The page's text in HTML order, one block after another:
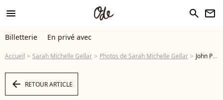
menu search newsletter
Billetterie En privé avec
Accueil Sarah Michelle Gellar Photos de Sarah Michelle Gellar John Patrick Jordan, Stella Smith, Zack Nelson, Chloe Rose Robertson, Rodrigo Santoro, Sarah Michelle Gellar, Bella Shepard, Guest, Armani Jackson, Tyler Lawerence Gray,Chase Liefeld, - Photo
arrow_left RETOUR ARTICLE